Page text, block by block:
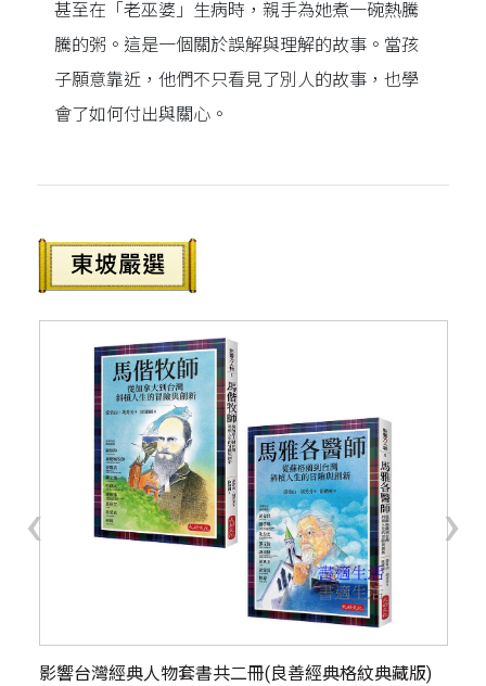
甚至在「老巫婆」生病時，親手為她煮一碗熱騰
騰的粥。這是一個關於誤解與理解的故事。當孩
子願意靠近，他們不只看見了別人的故事，也學
會了如何付出與關心。
影響台灣經典人物套書共二冊(良善經典格紋典藏版)
‹ ›